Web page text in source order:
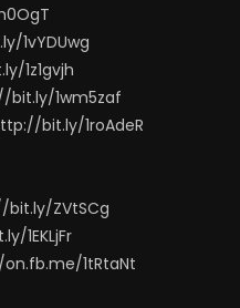
1vYDUwg
1z1gvjh
bit.ly/1wm5zaf
bit.ly/1roAdeR
ZVtSCg
1EKLjFr
1tRtaNt